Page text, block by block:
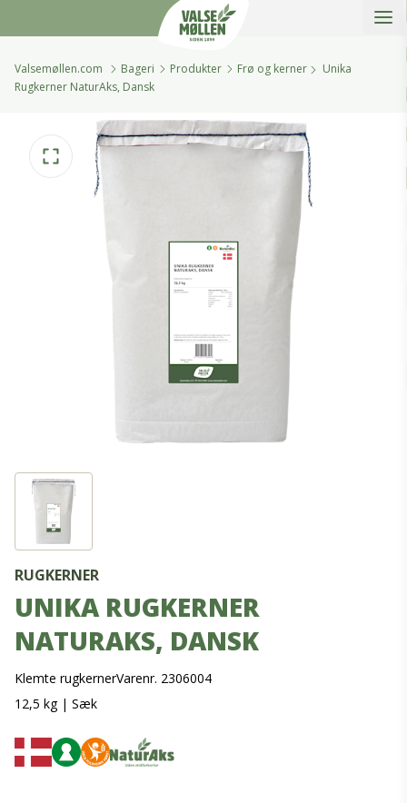
Valsemøllen.com Bageri Produkter Frø og kerner
Unika
Rugkerner NaturAks, Dansk
RUGKERNER
UNIKA RUGKERNER
NATURAKS, DANSK
Klemte rugkernerVarenr. 2306004
12,5 kg | Sæk